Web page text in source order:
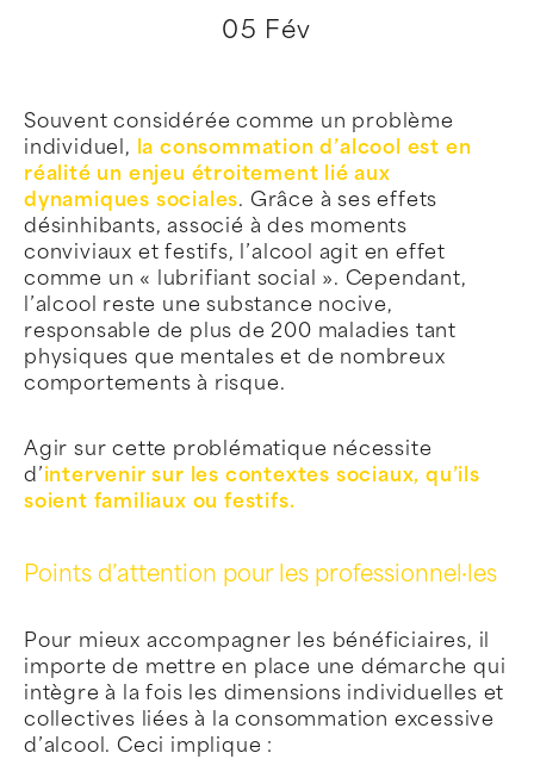
05 Fév
Souvent considérée comme un problème
individuel,
la consommation d’alcool est en
réalité un enjeu étroitement lié aux
dynamiques sociales. Grâce à ses effets
désinhibants, associé à des moments
conviviaux et festifs, l’alcool agit en effet
comme un « lubrifiant social ». Cependant,
l’alcool reste une substance nocive,
responsable de plus de 200 maladies tant
physiques que mentales et de nombreux
comportements à risque.
Agir sur cette problématique nécessite
d’ intervenir sur les contextes sociaux, qu’ils
soient familiaux ou festifs.
Points d’attention pour les professionnel·les
Pour mieux accompagner les bénéficiaires, il
importe de mettre en place une démarche qui
intègre à la fois les dimensions individuelles et
collectives liées à la consommation excessive
d’alcool. Ceci implique :